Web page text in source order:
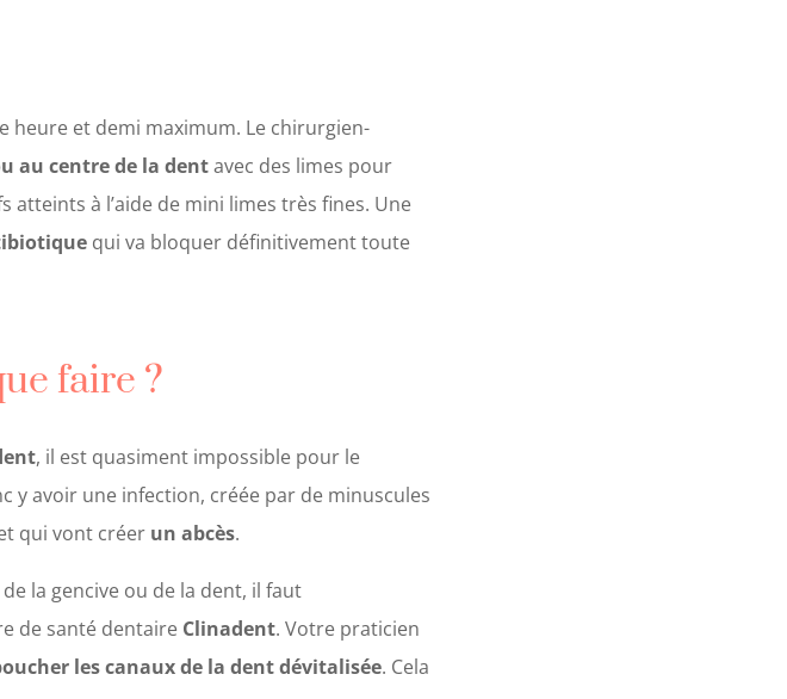
heure et demi maximum. Le chirurgien-
au centre de la dentavec des limes pour
atteints à l’aide de mini limes très fines. Une
qui va bloquer définitivement toute
faire ?
, il est quasiment impossible pour le
y avoir une infection, créée par de minuscules
qui vont créer un abcès.
la gencive ou de la dent, il faut
de santé dentaire Clinadent. Votre praticien
les canaux de la dent dévitalisée. Cela